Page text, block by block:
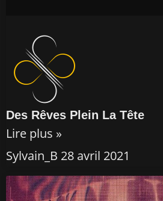
Des Rêves Plein La Tête
Lire plus »
Sylvain_B 28 avril 2021